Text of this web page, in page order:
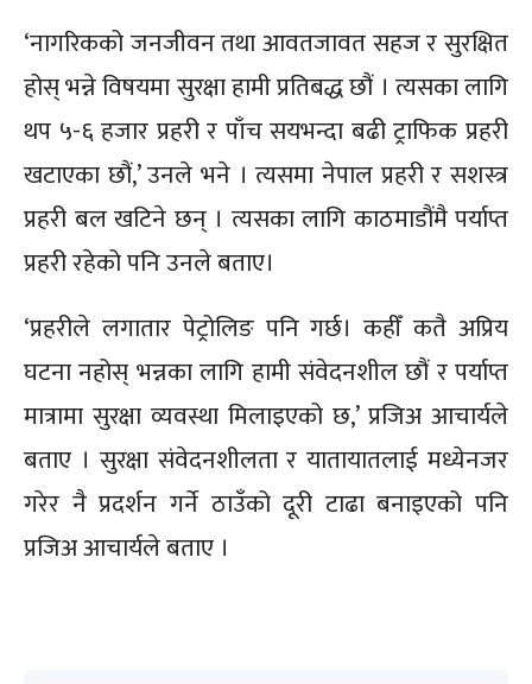
‘नागरिकको जनजीवन तथा आवतजावत सहज र सुरक्षित
होस् भन्ने विषयमा सुरक्षा हामी प्रतिबद्ध छौं । त्यसका लागि
थप ५-६ हजार प्रहरी र पाँच सयभन्दा बढी ट्राफिक प्रहरी
खटाएका छौं,’ उनले भने । त्यसमा नेपाल प्रहरी र सशस्त्र
प्रहरी बल खटिने छन् । त्यसका लागि काठमाडौंमै पर्याप्त
प्रहरी रहेको पनि उनले बताए।
‘प्रहरीले लगातार पेट्रोलिङ पनि गर्छ। कहीँ कतै अप्रिय
घटना नहोस् भन्नका लागि हामी संवेदनशील छौं र पर्याप्त
मात्रामा सुरक्षा व्यवस्था मिलाइएको छ,’ प्रजिअ आचार्यले
बताए । सुरक्षा संवेदनशीलता र यातायातलाई मध्येनजर
गरेर नै प्रदर्शन गर्ने ठाउँको दूरी टाढा बनाइएको पनि
प्रजिअ आचार्यले बताए ।